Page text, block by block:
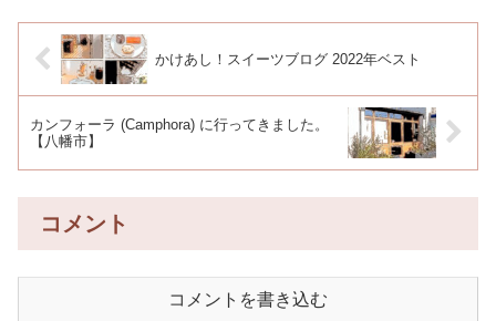
かけあし！スイーツブログ 2022年ベスト
カンフォーラ (Camphora) に行ってきました。
【八幡市】
コメント
コメントを書き込む